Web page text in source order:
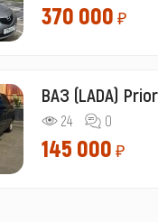
370 000 ₽
ВАЗ (LADA)
24 0
145 000 ₽